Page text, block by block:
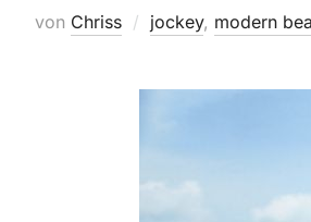
von Chriss jockey, modern